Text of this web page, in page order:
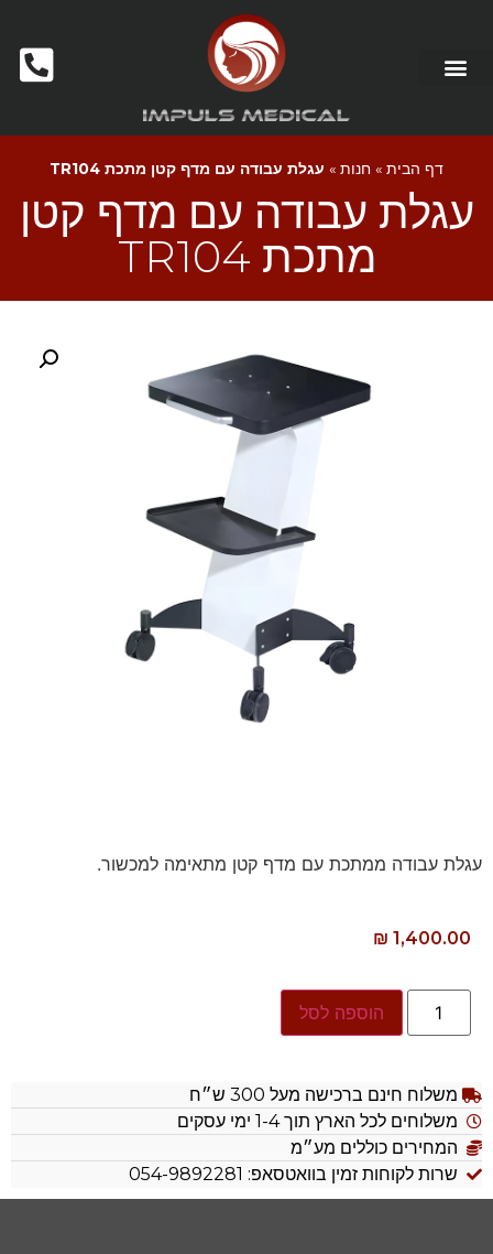
דף הבית » חנות » עגלת עבודה עם מדף קטן מתכת TR104
עגלת עבודה עם מדף קטן
מתכת TR104
עגלת עבודה ממתכת עם מדף קטן מתאימה למכשור.
₪ 1,400.00
הוספה לסל
משלוח חינם ברכישה מעל 300 ש״ח
משלוחים לכל הארץ תוך 1-4 ימי עסקים
המחירים כוללים מע״מ
שרות לקוחות זמין בוואטסאפ: 054-9892281